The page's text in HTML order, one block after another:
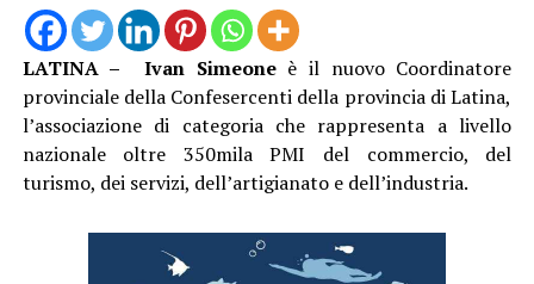
LATINA – Ivan Simeoneè il nuovo Coordinatore
provinciale della Confesercenti della provincia di Latina,
l’associazione di categoria che rappresenta a livello
nazionale oltre 350mila PMI del commercio, del
turismo, dei servizi, dell’artigianato e dell’industria.